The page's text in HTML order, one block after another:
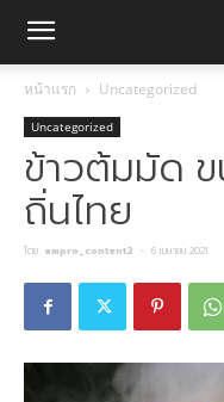
หน้าแรก Uncategorized
Uncategorized
ข้าวต้มมัด
ถิ่นไทย
โดย ampro_content2 - 6 เมษายน 2021